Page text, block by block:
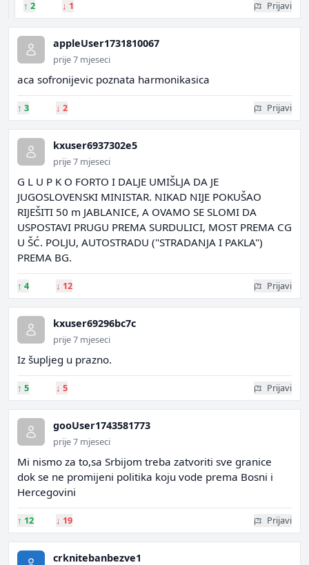
↑ 2 ↓ 1 Prijavi
appleUser1731810067
prije 7 mjeseci
aca sofronijevic poznata harmonikasica
↑ 3 ↓ 2 Prijavi
kxuser6937302e5
prije 7 mjeseci
G L U P K O FORTO I DALJE UMIŠLJA DA JE
JUGOSLOVENSKI MINISTAR. NIKAD NIJE POKUŠAO
RIJEŠITI 50 m JABLANICE, A OVAMO SE SLOMI DA
USPOSTAVI PRUGU PREMA SURDULICI, MOST PREMA CG
U ŠĆ. POLJU, AUTOSTRADU ("STRADANJA I PAKLA")
PREMA BG.
↑ 4 ↓ 12 Prijavi
kxuser69296bc7c
prije 7 mjeseci
Iz šupljeg u prazno.
↑ 5 ↓ 5 Prijavi
gooUser1743581773
prije 7 mjeseci
Mi nismo za to,sa Srbijom treba zatvoriti sve granice
dok se ne promijeni politika koju vode prema Bosni i
Hercegovini
↑ 12 ↓ 19 Prijavi
crknitebanbezve1